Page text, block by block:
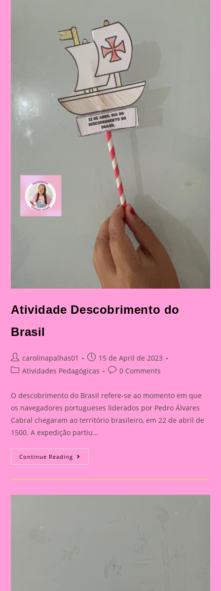
Atividade Descobrimento do
Brasil
Post
author:
carolinapalhas01
Post
published:
15 de April de 2023
PostAtividades Pedagógicas
Post0 Comments
O descobrimento do Brasil refere-se ao momento em que
os navegadores portugueses liderados por Pedro Álvares
Cabral chegaram ao território brasileiro, em 22 de abril de
1500. A expedição partiu…
Continue Reading Atividade
Descobrimento
Brasil